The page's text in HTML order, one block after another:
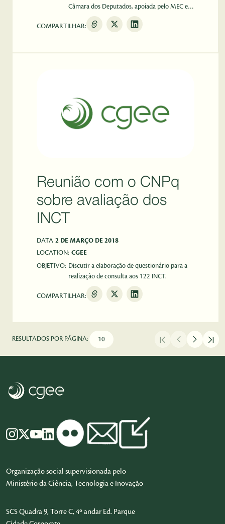
Câmara dos Deputados, apoiada pelo MEC e
sob coordenação do CGEE, está a criação de
um programa nacional de estruturação a
cooperação com a Câmara dos Deputados.
COMPARTILHAR:
Reunião com o CNPq
sobre avaliação dos
INCT
DATA 2 DE MARÇO DE 2018
LOCATION: CGEE
OBJETIVO: Discutir a elaboração de questionário para a
realização de consulta aos 122 INCT.
COMPARTILHAR:
RESULTADOS POR PÁGINA:
Organização social supervisionada pelo
Ministério da Ciência, Tecnologia e Inovação
SCS Quadra 9, Torre C, 4º andar Ed. Parque